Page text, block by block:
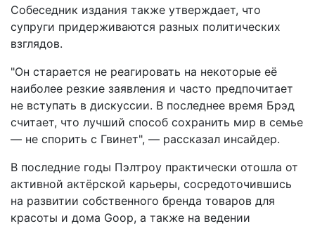
Собеседник издания также утверждает, что
супруги придерживаются разных политических
взглядов.
"Он старается не реагировать на некоторые её
наиболее резкие заявления и часто предпочитает
не вступать в дискуссии. В последнее время Брэд
считает, что лучший способ сохранить мир в семье
— не спорить с Гвинет", — рассказал инсайдер.
В последние годы Пэлтроу практически отошла от
активной актёрской карьеры, сосредоточившись
на развитии собственного бренда товаров для
красоты и дома Goop, а также на ведении